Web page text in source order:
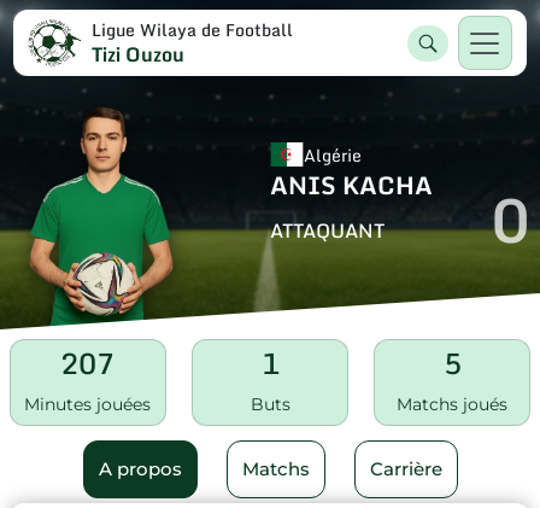
Ligue Wilaya de Football
Tizi Ouzou
Algérie
ANIS KACHA
ATTAQUANT 0
207
Minutes jouées
1
Buts
5
Matchs joués
A propos Matchs Carrière